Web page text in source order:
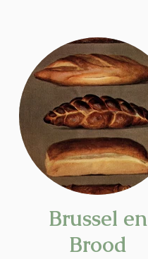
Brussel en
Brood